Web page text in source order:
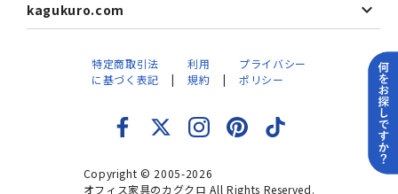
kagukuro.com
Copyright © 2005-2026
オフィス家具のカグクロ All Rights Reserved.
特定商取引法
に基づく表記
利用
規約
プライバシー
ポリシー